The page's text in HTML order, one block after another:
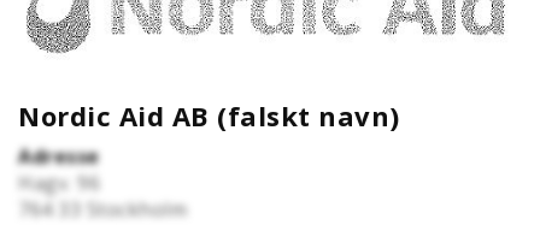
Nordic Aid AB (falskt navn)
Adresse
Hagv. 96
764 33
Stockholm